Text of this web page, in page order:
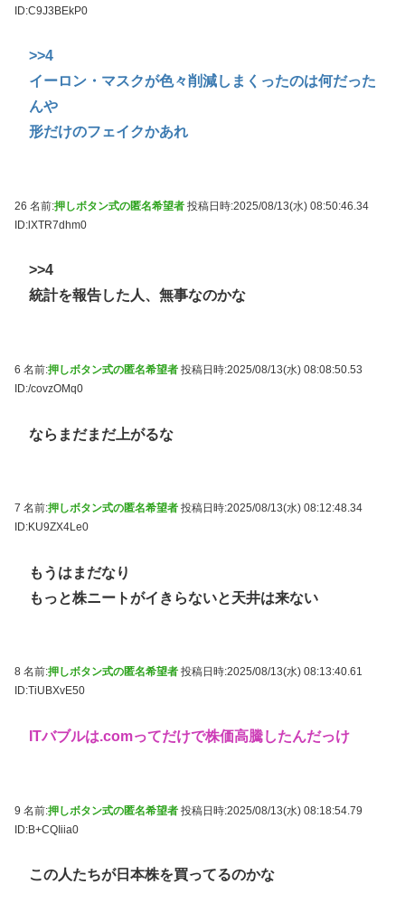
ID:C9J3BEkP0
>>4
イーロン・マスクが色々削減しまくったのは何だった
んや
形だけのフェイクかあれ
26 名前:押しボタン式の匿名希望者 投稿日時:2025/08/13(水) 08:50:46.34
ID:lXTR7dhm0
>>4
統計を報告した人、無事なのかな
6 名前:押しボタン式の匿名希望者 投稿日時:2025/08/13(水) 08:08:50.53
ID:/covzOMq0
ならまだまだ上がるな
7 名前:押しボタン式の匿名希望者 投稿日時:2025/08/13(水) 08:12:48.34
ID:KU9ZX4Le0
もうはまだなり
もっと株ニートがイきらないと天井は来ない
8 名前:押しボタン式の匿名希望者 投稿日時:2025/08/13(水) 08:13:40.61
ID:TiUBXvE50
ITバブルは.comってだけで株価高騰したんだっけ
9 名前:押しボタン式の匿名希望者 投稿日時:2025/08/13(水) 08:18:54.79
ID:B+CQIiia0
この人たちが日本株を買ってるのかな